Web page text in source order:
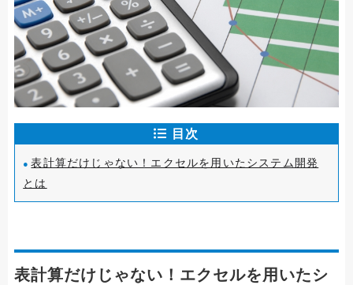
目次
表計算だけじゃない！エクセルを用いたシステム開発
とは
表計算だけじゃない！エクセルを用いたシ